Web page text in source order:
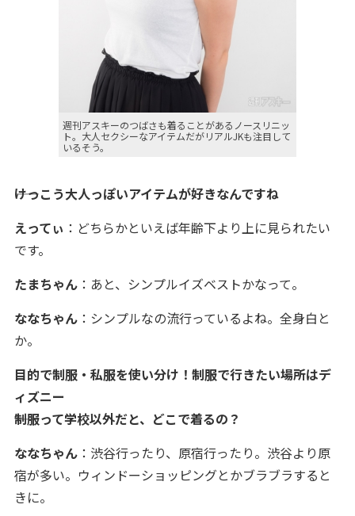
週刊アスキーのつばさも着ることがあるノースリニッ
ト。大人セクシーなアイテムだがリアルJKも注目して
いるそう。
――けっこう大人っぽいアイテムが好きなんですね
えってぃ ：どちらかといえば年齢下より上に見られたい
です。
たまちゃん：あと、シンプルイズベストかなって。
ななちゃん：シンプルなの流行っているよね。全身白と
か。
目的で制服・私服を使い分け！制服で行きたい場所はデ
ィズニー
――制服って学校以外だと、どこで着るの？
ななちゃん：渋谷行ったり、原宿行ったり。渋谷より原
宿が多い。ウィンドーショッピングとかブラブラすると
きに。